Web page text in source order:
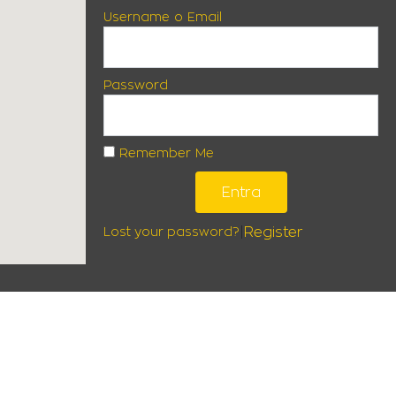
Username o Email
Password
Remember Me
Entra
Lost your password? Register